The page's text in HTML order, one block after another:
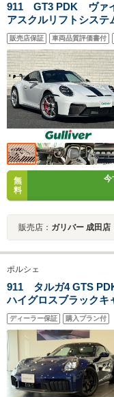
911 GT3 PDK ヴァイ
アスクルリフトシステ
Race-Texインテリア
販売店保証 車両品質評価書付
無
料
今
販売店： ガリバー 成田店
ポルシェ
911 タルガ4 GTS
ハイグロスブラックキ
シーガラス/フロント
ド
ディーラー保証 購入プラン付